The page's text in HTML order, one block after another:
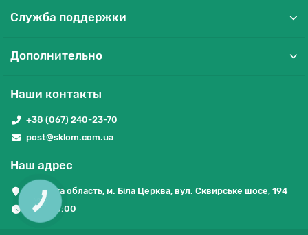
Служба поддержки
Дополнительно
Наши контакты
+38 (067) 240-23-70
post@sklom.com.ua
Наш адрес
Київська область, м. Біла Церква, вул. Сквирське шосе, 194
9:00-18:00
КНОПКА
ЗВ'ЯЗКУ